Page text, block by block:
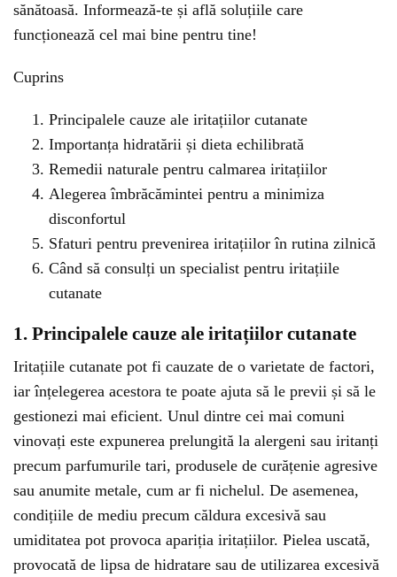
sănătoasă. Informează-te și află soluțiile care
funcționează cel mai bine pentru tine!
Cuprins
Principalele cauze ale iritațiilor cutanate
Importanța hidratării și dieta echilibrată
Remedii naturale pentru calmarea iritațiilor
Alegerea îmbrăcămintei pentru a minimiza
disconfortul
Sfaturi pentru prevenirea iritațiilor în rutina zilnică
Când să consulți un specialist pentru iritațiile
cutanate
1. Principalele cauze ale iritațiilor cutanate
Iritațiile cutanate pot fi cauzate de o varietate de factori,
iar înțelegerea acestora te poate ajuta să le previi și să le
gestionezi mai eficient. Unul dintre cei mai comuni
vinovați este expunerea prelungită la alergeni sau iritanți
precum parfumurile tari, produsele de curățenie agresive
sau anumite metale, cum ar fi nichelul. De asemenea,
condițiile de mediu precum căldura excesivă sau
umiditatea pot provoca apariția iritațiilor. Pielea uscată,
provocată de lipsa de hidratare sau de utilizarea excesivă